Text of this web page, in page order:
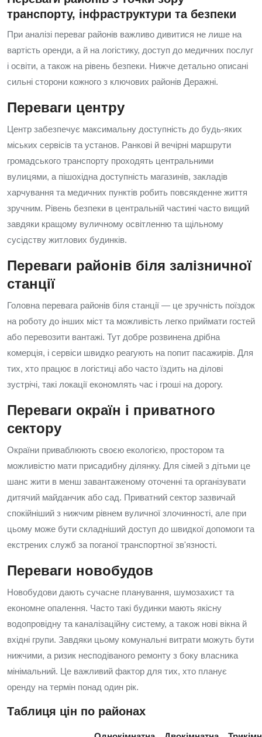
транспорту, інфраструктури та безпеки
При аналізі переваг районів важливо дивитися не лише на
вартість оренди, а й на логістику, доступ до медичних послуг
і освіти, а також на рівень безпеки. Нижче детально описані
сильні сторони кожного з ключових районів Деражні.
Переваги центру
Центр забезпечує максимальну доступність до будь-яких
міських сервісів та установ. Ранкові й вечірні маршрути
громадського транспорту проходять центральними
вулицями, а пішохідна доступність магазинів, закладів
харчування та медичних пунктів робить повсякденне життя
зручним. Рівень безпеки в центральній частині часто вищий
завдяки кращому вуличному освітленню та щільному
сусідству житлових будинків.
Переваги районів біля залізничної
станції
Головна перевага районів біля станції — це зручність поїздок
на роботу до інших міст та можливість легко приймати гостей
або перевозити вантажі. Тут добре розвинена дрібна
комерція, і сервіси швидко реагують на попит пасажирів. Для
тих, хто працює в логістиці або часто їздить на ділові
зустрічі, такі локації економлять час і гроші на дорогу.
Переваги окраїн і приватного
сектору
Окраїни приваблюють своєю екологією, простором та
можливістю мати присадибну ділянку. Для сімей з дітьми це
шанс жити в менш завантаженому оточенні та організувати
дитячий майданчик або сад. Приватний сектор зазвичай
спокійніший з нижчим рівнем вуличної злочинності, але при
цьому може бути складніший доступ до швидкої допомоги та
екстрених служб за поганої транспортної зв'язності.
Переваги новобудов
Новобудови дають сучасне планування, шумозахист та
економне опалення. Часто такі будинки мають якісну
водопровідну та каналізаційну систему, а також нові вікна й
вхідні групи. Завдяки цьому комунальні витрати можуть бути
нижчими, а ризик несподіваного ремонту з боку власника
мінімальний. Це важливий фактор для тих, хто планує
оренду на термін понад один рік.
Таблиця цін по районах